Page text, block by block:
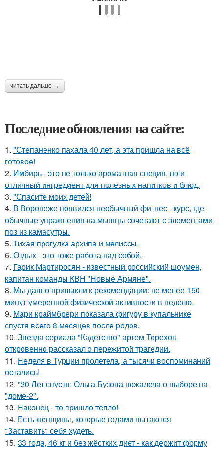
читать дальше →
Последние обновления на сайте:
1. "Степаненко пахала 40 лет, а эта пришла на всё
готовое!
2. Имбирь - это не только ароматная специя, но и
отличный ингредиент для полезных напитков и блюд.
3. "Спасите моих детей!
4. В Воронеже появился необычный фитнес - курс, где
обычные упражнения на мышцы сочетают с элементами
поз из камасутры.
5. Тихая прогулка архипа и мелиссы.
6. Отдых - это тоже работа над собой.
7. Гарик Мартиросян - известный российский шоумен,
капитан команды КВН "Новые Армяне".
8. Мы давно привыкли к рекомендации: не менее 150
минут умеренной физической активности в неделю.
9. Мари краймбрери показала фигуру в купальнике
спустя всего 8 месяцев после родов.
10. Звезда сериала "Кадетство" артем Терехов
откровенно рассказал о пережитой трагедии.
11. Неделя в Турции пролетела, а тысячи воспоминаний
остались!
12. "20 Лет спустя: Ольга Бузова пожалела о выборе на
"доме-2".
13. Наконец - то пришло тепло!
14. Есть женщины, которые годами пытаются
"Заставить" себя худеть.
15. 33 года, 46 кг и без жёстких диет - как держит форму